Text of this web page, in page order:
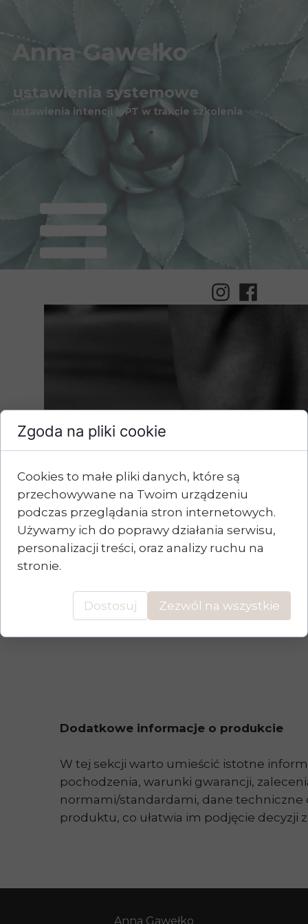
Anna Gawełko
ustawienia systemowe
ustawienia intencji ioPT w trakcie szkolenia
Dodatkowe informacje o produkcie
W tej sekcji warto umieścić istotne
pochodzenia, warunki gwarancji,
normami/standardami, dane techniczne
produktu, co ułatwia im podjęcie decyzji
Anna Gawełko
Zgoda na pliki cookie
Cookies to małe pliki danych, które są
przechowywane na Twoim urządzeniu
podczas przeglądania stron internetowych.
Używamy ich do poprawy działania serwisu,
personalizacji treści, oraz analizy ruchu na
stronie.
Dostosuj Zezwól na wszystkie